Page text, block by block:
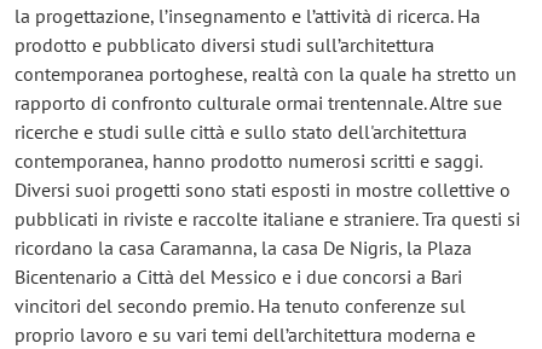
la progettazione, l’insegnamento e l’attività di ricerca. Ha
prodotto e pubblicato diversi studi sull’architettura
contemporanea portoghese, realtà con la quale ha stretto un
rapporto di confronto culturale ormai trentennale. Altre sue
ricerche e studi sulle città e sullo stato dell'architettura
contemporanea, hanno prodotto numerosi scritti e saggi.
Diversi suoi progetti sono stati esposti in mostre collettive o
pubblicati in riviste e raccolte italiane e straniere. Tra questi si
ricordano la casa Caramanna, la casa De Nigris, la Plaza
Bicentenario a Città del Messico e i due concorsi a Bari
vincitori del secondo premio. Ha tenuto conferenze sul
proprio lavoro e su vari temi dell’architettura moderna e